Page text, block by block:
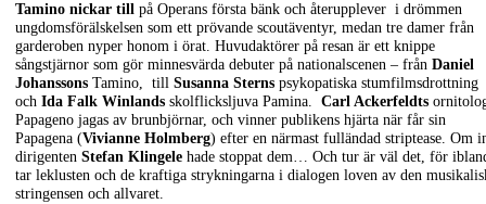
Tamino nickar till på Operans första bänk och återupplever i drömmen
ungdomsförälskelsen som ett prövande scoutäventyr, medan tre damer från
garderoben nyper honom i örat. Huvudaktörer på resan är ett knippe
sångstjärnor som gör minnesvärda debuter på nationalscenen – från Daniel
Johanssons Tamino, till Susanna Sterns psykopatiska stumfilmsdrottning
och Ida Falk Winlands skolflicksljuva Pamina. Carl Ackerfeldts
Papageno jagas av brunbjörnar, och vinner publikens hjärta när får sin
Papagena (Vivianne Holmberg) efter en närmast fulländad striptease. Om
dirigenten Stefan Klingele hade stoppat dem… Och tur är väl det, för
tar leklusten och de kraftiga strykningarna i dialogen loven av den
stringensen och allvaret.